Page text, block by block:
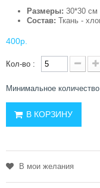
Размеры: 30*30 см
Состав: Ткань -
400р.
Кол-во :
Минимальное
В КОРЗИНУ
В мои желания